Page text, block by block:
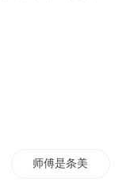
师傅是条美蛇精